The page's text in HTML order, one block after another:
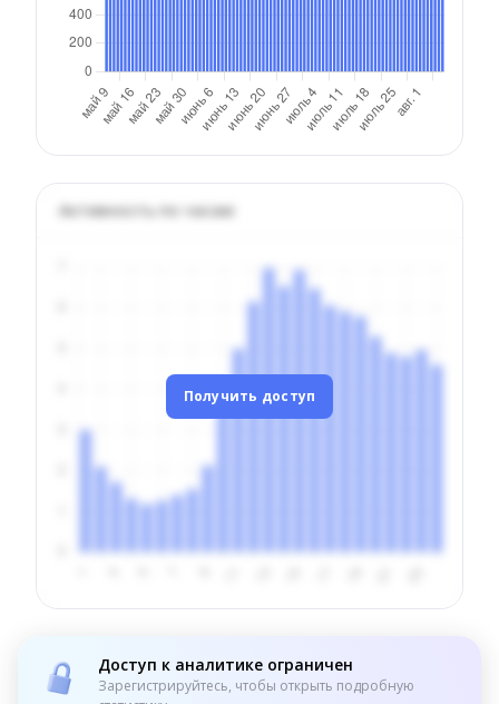
Активность по часам
Получить доступ
Доступ к аналитике ограничен
Зарегистрируйтесь, чтобы открыть подробную